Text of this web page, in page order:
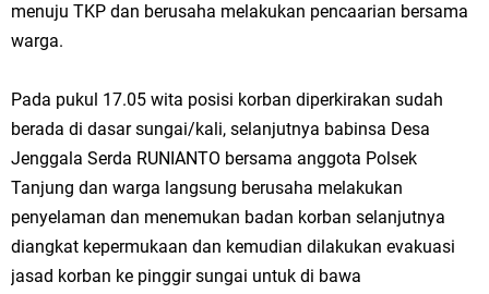
menuju TKP dan berusaha melakukan pencaarian bersama
warga.
Pada pukul 17.05 wita posisi korban diperkirakan sudah
berada di dasar sungai/kali, selanjutnya babinsa Desa
Jenggala Serda RUNIANTO bersama anggota Polsek
Tanjung dan warga langsung berusaha melakukan
penyelaman dan menemukan badan korban selanjutnya
diangkat kepermukaan dan kemudian dilakukan evakuasi
jasad korban ke pinggir sungai untuk di bawa